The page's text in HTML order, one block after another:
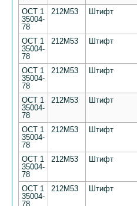
ОСТ 1
35004-
78
212М53 Штифт
ОСТ 1
35004-
78
212М53 Штифт
ОСТ 1
35004-
78
212М53 Штифт
ОСТ 1
35004-
78
212М53 Штифт
ОСТ 1
35004-
78
212М53 Штифт
ОСТ 1
35004-
78
212М53 Штифт
ОСТ 1
35004-
78
212М53 Штифт